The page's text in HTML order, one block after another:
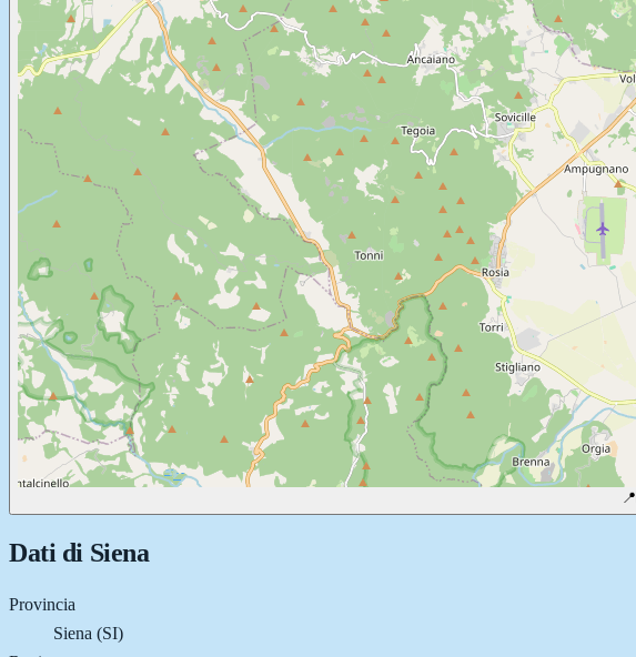
📍
Dati di Siena
Provincia
Siena (SI)